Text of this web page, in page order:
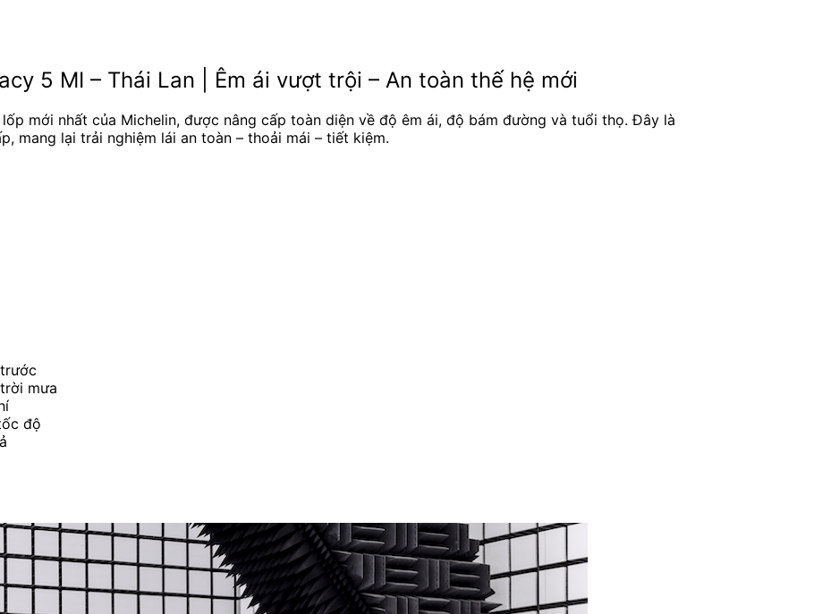
5 MI – Thái Lan | Êm ái vượt trội – An toàn thế hệ mới
mới nhất của Michelin, được nâng cấp toàn diện về độ êm ái, độ bám đường và tuổi thọ. Đây là
mang lại trải nghiệm lái an toàn – thoải mái – tiết kiệm.
mưa
độ